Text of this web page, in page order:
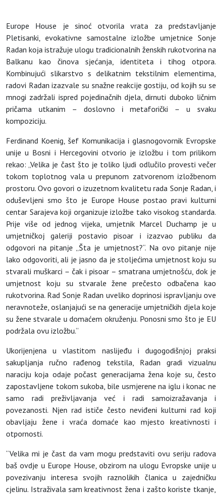
Europe House je sinoć otvorila vrata za predstavljanje
Pletisanki, evokativne samostalne izložbe umjetnice Sonje
Radan koja istražuje ulogu tradicionalnih ženskih rukotvorina na
Balkanu kao činova sjećanja, identiteta i tihog otpora.
Kombinujući slikarstvo s delikatnim tekstilnim elementima,
radovi Radan izazvale su snažne reakcije gostiju, od kojih su se
mnogi zadržali ispred pojedinačnih djela, dirnuti duboko ličnim
pričama utkanim – doslovno i metaforički – u svaku
kompoziciju.
Ferdinand Koenig, šef Komunikacija i glasnogovornik Evropske
unije u Bosni i Hercegovini otvorio je izložbu i tom prilikom
rekao: „Velika je čast što je toliko ljudi odlučilo provesti večer
tokom toplotnog vala u prepunom zatvorenom izložbenom
prostoru. Ovo govori o izuzetnom kvalitetu rada Sonje Radan, i
oduševljeni smo što je Europe House postao pravi kulturni
centar Sarajeva koji organizuje izložbe tako visokog standarda.
Prije više od jednog vijeka, umjetnik Marcel Duchamp je u
umjetničkoj galeriji postavio pisoar i izazvao publiku da
odgovori na pitanje „Šta je umjetnost?“. Na ovo pitanje nije
lako odgovoriti, ali je jasno da je stoljećima umjetnost koju su
stvarali muškarci – čak i pisoar – smatrana umjetnošću, dok je
umjetnost koju su stvarale žene prečesto odbačena kao
rukotvorina. Rad Sonje Radan uveliko doprinosi ispravljanju ove
neravnoteže, oslanjajući se na generacije umjetničkih djela koje
su žene stvarale u domaćem okruženju. Ponosni smo što je EU
podržala ovu izložbu.“
Ukorijenjena u vlastitom naslijeđu i dugogodišnjoj praksi
sakupljanja ručno rađenog tekstila, Radan gradi vizualnu
naraciju koja odaje počast generacijama žena koje su, često
zapostavljene tokom sukoba, bile usmjerene na iglu i konac ne
samo radi preživljavanja već i radi samoizražavanja i
povezanosti. Njen rad ističe često neviđeni kulturni rad koji
obavljaju žene i vraća domaće kao mjesto kreativnosti i
otpornosti.
“Velika mi je čast da vam mogu predstaviti ovu seriju radova
baš ovdje u Europe House, obzirom na ulogu Evropske unije u
povezivanju interesa svojih raznolikih članica u zajedničku
cjelinu. Istraživala sam kreativnost žena i zašto koriste tkanje,